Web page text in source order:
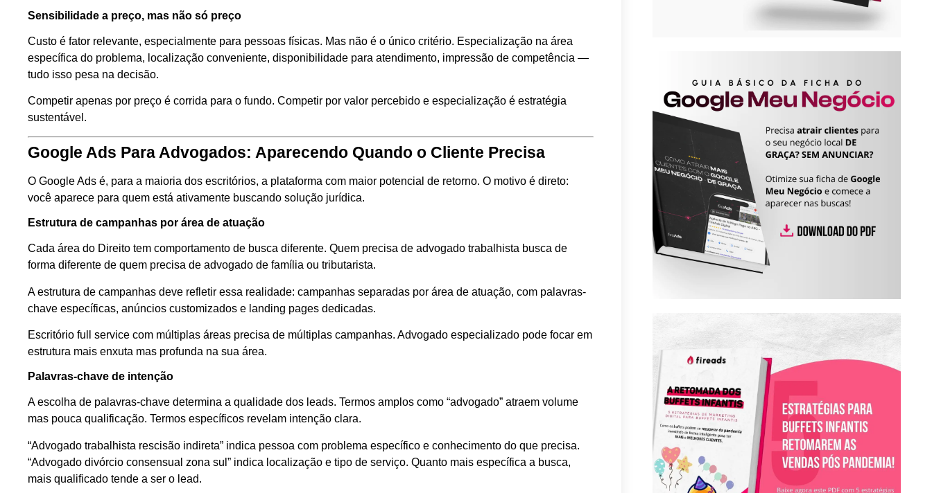
Sensibilidade a preço, mas não só preço
Custo é fator relevante, especialmente para pessoas físicas. Mas não é o único critério. Especialização na área
específica do problema, localização conveniente, disponibilidade para atendimento, impressão de competência —
tudo isso pesa na decisão.
Competir apenas por preço é corrida para o fundo. Competir por valor percebido e especialização é estratégia
sustentável.
Google Ads Para Advogados: Aparecendo Quando o Cliente Precisa
O Google Ads é, para a maioria dos escritórios, a plataforma com maior potencial de retorno. O motivo é direto:
você aparece para quem está ativamente buscando solução jurídica.
Estrutura de campanhas por área de atuação
Cada área do Direito tem comportamento de busca diferente. Quem precisa de advogado trabalhista busca de
forma diferente de quem precisa de advogado de família ou tributarista.
A estrutura de campanhas deve refletir essa realidade: campanhas separadas por área de atuação, com palavras-
chave específicas, anúncios customizados e landing pages dedicadas.
Escritório full service com múltiplas áreas precisa de múltiplas campanhas. Advogado especializado pode focar em
estrutura mais enxuta mas profunda na sua área.
Palavras-chave de intenção
A escolha de palavras-chave determina a qualidade dos leads. Termos amplos como “advogado” atraem volume
mas pouca qualificação. Termos específicos revelam intenção clara.
“Advogado trabalhista rescisão indireta” indica pessoa com problema específico e conhecimento do que precisa.
“Advogado divórcio consensual zona sul” indica localização e tipo de serviço. Quanto mais específica a busca,
mais qualificado tende a ser o lead.